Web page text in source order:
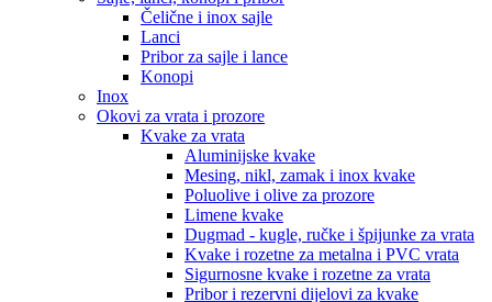
Čelične i inox sajle
Lanci
Pribor za sajle i lance
Konopi
Inox
Okovi za vrata i prozore
Kvake za vrata
Aluminijske kvake
Mesing, nikl, zamak i inox kvake
Poluolive i olive za prozore
Limene kvake
Dugmad - kugle, ručke i špijunke za vrata
Kvake i rozetne za metalna i PVC vrata
Sigurnosne kvake i rozetne za vrata
Pribor i rezervni dijelovi za kvake